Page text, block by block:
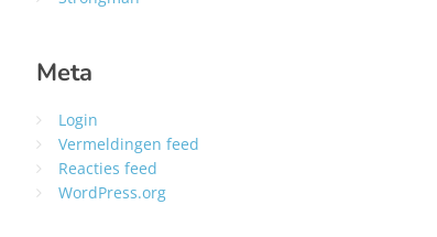
Meta
Login
Vermeldingen feed
Reacties feed
WordPress.org